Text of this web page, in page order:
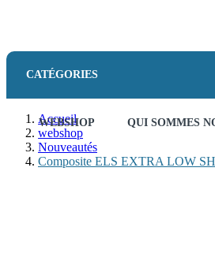
CATÉGORIES
WEBSHOP QUI SOMMES
Accueil
webshop
Nouveautés
Composite ELS EXTRA LOW